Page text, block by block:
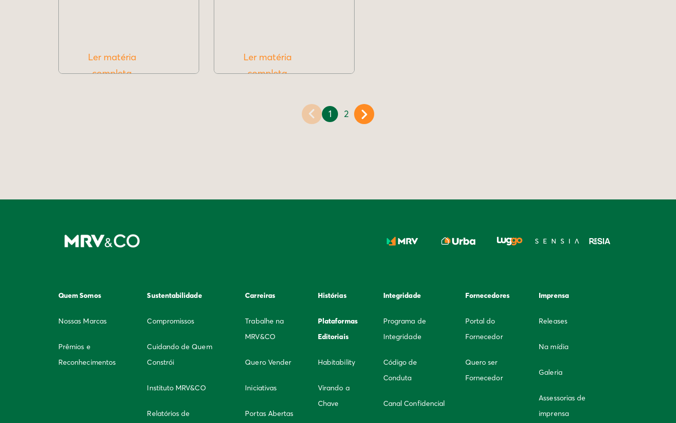
Ler matéria
completa
Ler matéria
completa
1 2
Quem Somos
Nossas Marcas
Prêmios e
Reconhecimentos
Sustentabilidade
Compromissos
Cuidando de Quem
Constrói
Instituto MRV&CO
Relatórios de
Carreiras
Trabalhe na
MRV&CO
Quero Vender
Iniciativas
Portas Abertas
Histórias
Plataformas
Editoriais
Habitability
Virando a
Chave
Integridade
Programa de
Integridade
Código de
Conduta
Canal Confidencial
Fornecedores
Portal do
Fornecedor
Quero ser
Fornecedor
Imprensa
Releases
Na mídia
Galeria
Assessorias de
imprensa